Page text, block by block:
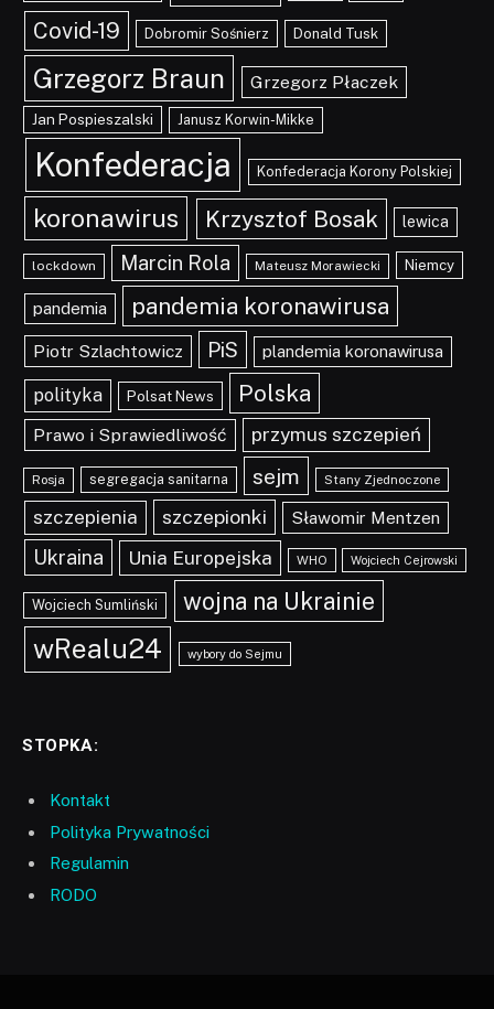
Covid-19 Dobromir Sośnierz Donald Tusk
Grzegorz Braun Grzegorz Płaczek
Jan Pospieszalski Janusz Korwin-Mikke
Konfederacja Konfederacja Korony Polskiej
koronawirus Krzysztof Bosak lewica
lockdown Marcin Rola Mateusz Morawiecki Niemcy
pandemia pandemia koronawirusa
Piotr Szlachtowicz PiS plandemia koronawirusa
polityka Polsat News Polska
Prawo i Sprawiedliwość przymus szczepień
Rosja segregacja sanitarna sejm Stany Zjednoczone
szczepienia szczepionki Sławomir Mentzen
Ukraina Unia Europejska WHO Wojciech Cejrowski
Wojciech Sumliński wojna na Ukrainie
wRealu24 wybory do Sejmu
STOPKA:
Kontakt
Polityka Prywatności
Regulamin
RODO